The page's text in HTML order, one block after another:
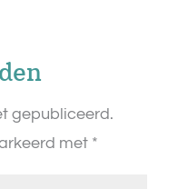
gepubliceerd.
met *